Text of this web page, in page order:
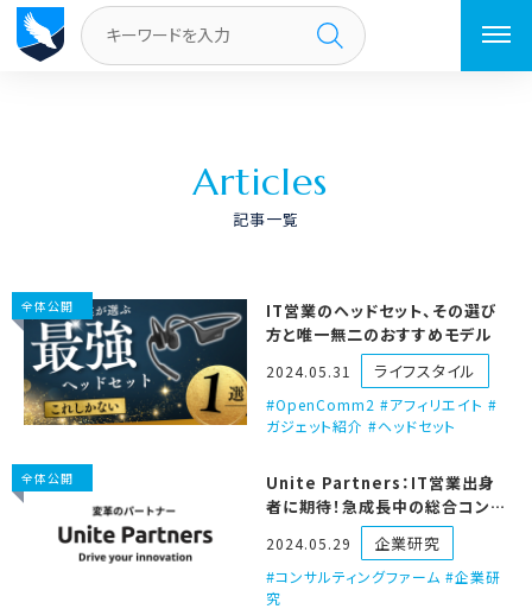
トップページ ページ 9
Articles
記事一覧
全体公開
IT営業のヘッドセット、その選び
方と唯一無二のおすすめモデル
2024.05.31 ライフスタイル
OpenComm2 #アフィリエイト #
ガジェット紹介 #ヘッドセット
全体公開
Unite Partners：IT営業出身
者に期待！急成長中の総合コンサ
ルティングファーム
2024.05.29 企業研究
コンサルティングファーム #企業研
究